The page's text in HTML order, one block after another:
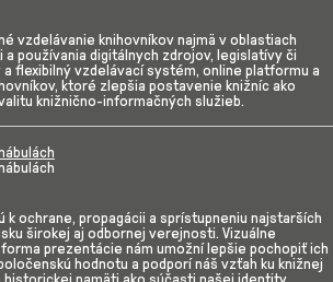
vzdelávanie knihovníkov najmä v oblastiach
používania digitálnych zdrojov, legislatívy či
flexibilný vzdelávací systém, online platformu a
ktoré zlepšia postavenie knižníc ako
knižnično-informačných služieb.
k ochrane, propagácii a sprístupneniu najstarších
širokej aj odbornej verejnosti. Vizuálne
prezentácie nám umožní lepšie pochopiť ich
hodnotu a podporí náš vzťah ku knižnej